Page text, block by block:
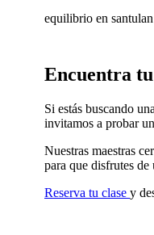
equilibrio en santulan
Encuentra
Si estás buscando
invitamos a probar
Nuestras maestras
para que disfrutes de
Reserva tu clase y